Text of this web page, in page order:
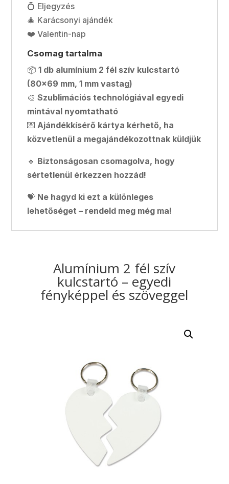
💍 Eljegyzés
🎄 Karácsonyi ajándék
❤️ Valentin-nap
Csomag tartalma
📦1 db alumínium 2 fél szív kulcstartó
(80x69 mm, 1 mm vastag)
🎨Szublimációs technológiával egyedi
mintával nyomtatható
💌 Ajándékkísérő kártya kérhető, ha
közvetlenül a megajándékozottnak küldjük
🔹 Biztonságosan csomagolva, hogy
sértetlenül érkezzen hozzád!
💝 Ne hagyd ki ezt a különleges
lehetőséget – rendeld meg még ma!
Alumínium 2 fél szív
kulcstartó – egyedi
fényképpel és szöveggel